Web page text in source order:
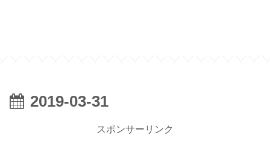
2019-03-31
スポンサーリンク